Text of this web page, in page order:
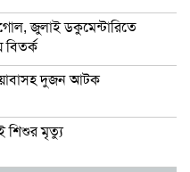
জুলাই ডকুমেন্টারিতে
বিতর্ক
দুজন আটক
শিশুর মৃত্যু